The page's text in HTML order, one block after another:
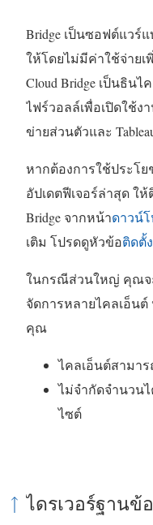
Bridge เป็นซอฟต์แว
ให้โดยไม่มีค่าใช้จ่ายเ
CloudBridge เป็นธิน
ไฟร์วอลล์เพื่อเปิดใช้ง
ข่ายส่วนตัวและ
หากต้องการใช้ประโ
อัปเดตฟีเจอร์ล่าสุด ใ
Bridge จากหน้าดาวน์
เติม โปรดดูหัวข้อติดตั้
ในกรณีส่วนใหญ่ คุณจ
จัดการหลายไคลเอ็น
คุณ
ไคลเอ็นต์สามา
ไม่จำกัดจำนวน
ไซต์
ไดรเวอร์ฐานข้